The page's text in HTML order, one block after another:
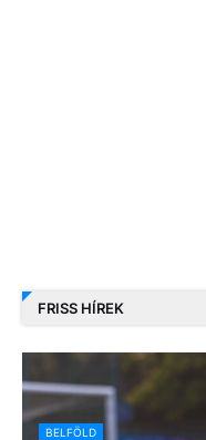
FRISS HÍREK
BELFÖLD